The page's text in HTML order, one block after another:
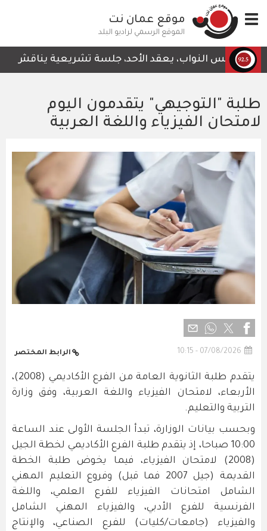
إلى
المحتوى
الرئيسي
Toggle
navigation
موقع عمان نت
الموقع الرسمي لراديو البلد
مجلس النواب، يعقد الأحد، جلسة تشريعية يناقش خلالها
طلبة "التوجيهي" يتقدمون اليوم
لامتحان الفيزياء واللغة العربية
07/08/2026 - 10:15 الرابط المختصر
يتقدم طلبة الثانوية العامة من الفرع الأكاديمي (2008)،
الأربعاء، لامتحان الفيزياء واللغة العربية، وفق وزارة
التربية والتعليم.
وبحسب بيانات الوزارة، تبدأ الجلسة الأولى عند الساعة
10:00 صباحا، إذ يتقدم طلبة الفرع الأكاديمي لخطة الجيل
(2008) لامتحان الفيزياء، فيما يخوض طلبة الخطة
القديمة (جيل 2007 فما قبل) وفروع التعليم المهني
الشامل امتحانات الفيزياء للفرع العلمي، واللغة
الفرنسية للفرع الأدبي، والفيزياء المهني الشامل
والفيزياء (جامعات/كليات) للفرع الصناعي، والإنتاج